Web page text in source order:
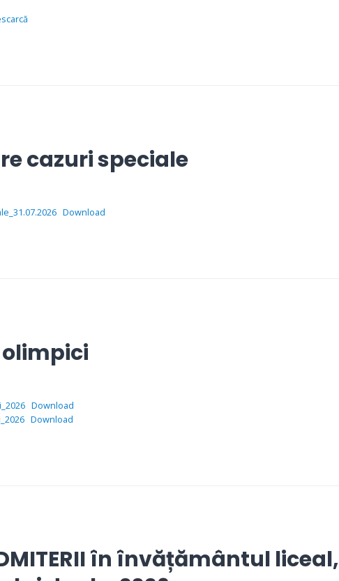
cazuri speciale
Download
Download
Download
în învățământul liceal,